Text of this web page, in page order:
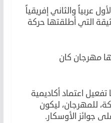
عربياً والثاني إفريقياً
التي أطلقتها حركة
مهرجان كان
اعتماد أكاديمية
للمهرجان، ليكون
جوائز الأوسكار.